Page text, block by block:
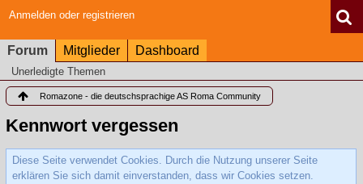
Anmelden oder registrieren
Forum Mitglieder Dashboard
Unerledigte Themen
Romazone - die deutschsprachige AS Roma Community
Kennwort vergessen
Diese Seite verwendet Cookies. Durch die Nutzung unserer Seite
erklären Sie sich damit einverstanden, dass wir Cookies setzen.